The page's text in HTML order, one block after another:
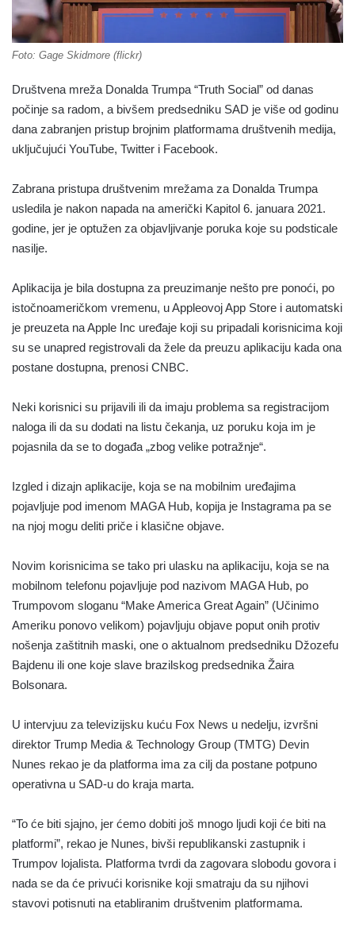
Foto: Gage Skidmore (flickr)
Društvena mreža Donalda Trumpa “Truth Social” od danas
počinje sa radom, a bivšem predsedniku SAD je više od godinu
dana zabranjen pristup brojnim platformama društvenih medija,
uključujući YouTube, Twitter i Facebook.
Zabrana pristupa društvenim mrežama za Donalda Trumpa
usledila je nakon napada na američki Kapitol 6. januara 2021.
godine, jer je optužen za objavljivanje poruka koje su podsticale
nasilje.
Aplikacija je bila dostupna za preuzimanje nešto pre ponoći, po
istočnoameričkom vremenu, u Appleovoj App Store i automatski
je preuzeta na Apple Inc uređaje koji su pripadali korisnicima koji
su se unapred registrovali da žele da preuzu aplikaciju kada ona
postane dostupna, prenosi CNBC.
Neki korisnici su prijavili ili da imaju problema sa registracijom
naloga ili da su dodati na listu čekanja, uz poruku koja im je
pojasnila da se to događa „zbog velike potražnje“.
Izgled i dizajn aplikacije, koja se na mobilnim uređajima
pojavljuje pod imenom MAGA Hub, kopija je Instagrama pa se
na njoj mogu deliti priče i klasične objave.
Novim korisnicima se tako pri ulasku na aplikaciju, koja se na
mobilnom telefonu pojavljuje pod nazivom MAGA Hub, po
Trumpovom sloganu “Make America Great Again” (Učinimo
Ameriku ponovo velikom) pojavljuju objave poput onih protiv
nošenja zaštitnih maski, one o aktualnom predsedniku Džozefu
Bajdenu ili one koje slave brazilskog predsednika Žaira
Bolsonara.
U intervjuu za televizijsku kuću Fox News u nedelju, izvršni
direktor Trump Media & Technology Group (TMTG) Devin
Nunes rekao je da platforma ima za cilj da postane potpuno
operativna u SAD-u do kraja marta.
“To će biti sjajno, jer ćemo dobiti još mnogo ljudi koji će biti na
platformi”, rekao je Nunes, bivši republikanski zastupnik i
Trumpov lojalista. Platforma tvrdi da zagovara slobodu govora i
nada se da će privući korisnike koji smatraju da su njihovi
stavovi potisnuti na etabliranim društvenim platformama.